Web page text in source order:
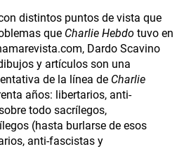
distintos puntos de vista que
que Charlie Hebdo tuvo en
Dardo Scavino
y artículos son una
de la línea de Charlie
años: libertarios, anti-
todo sacrílegos,
(hasta burlarse de esos
anti-fascistas y